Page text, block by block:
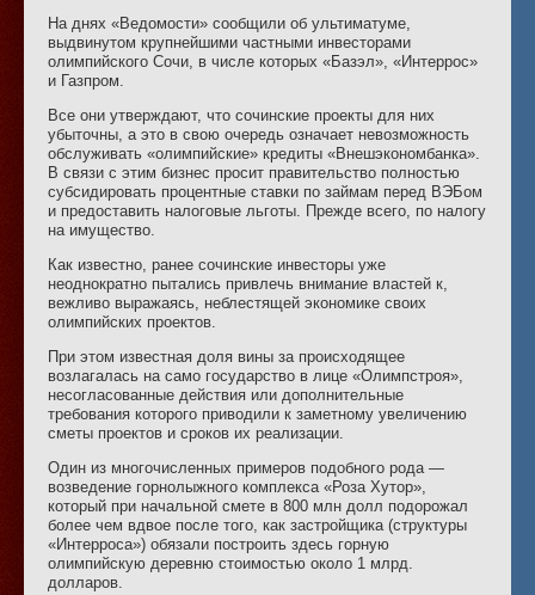
На днях «Ведомости» сообщили об ультиматуме,
выдвинутом крупнейшими частными инвесторами
олимпийского Сочи, в числе которых «Базэл», «Интеррос»
и Газпром.
Все они утверждают, что сочинские проекты для них
убыточны, а это в свою очередь означает невозможность
обслуживать «олимпийские» кредиты «Внешэкономбанка».
В связи с этим бизнес просит правительство полностью
субсидировать процентные ставки по займам перед ВЭБом
и предоставить налоговые льготы. Прежде всего, по налогу
на имущество.
Как известно, ранее сочинские инвесторы уже
неоднократно пытались привлечь внимание властей к,
вежливо выражаясь, неблестящей экономике своих
олимпийских проектов.
При этом известная доля вины за происходящее
возлагалась на само государство в лице «Олимпстроя»,
несогласованные действия или дополнительные
требования которого приводили к заметному увеличению
сметы проектов и сроков их реализации.
Один из многочисленных примеров подобного рода —
возведение горнолыжного комплекса «Роза Хутор»,
который при начальной смете в 800 млн долл подорожал
более чем вдвое после того, как застройщика (структуры
«Интерроса») обязали построить здесь горную
олимпийскую деревню стоимостью около 1 млрд.
долларов.